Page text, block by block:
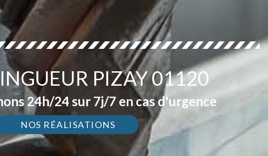
PIZAY 01120
24h/24 sur 7j/7 en cas d'urgence
NOS RÉALISATIONS